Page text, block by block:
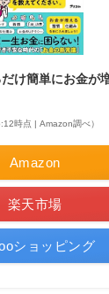
け簡単にお金が
時点 | Amazon調べ）
Amazon
楽天市場
ショッピング